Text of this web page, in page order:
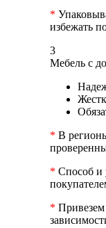
*
избежать
3
Мебель с
* В
* Способ и
* Привезем